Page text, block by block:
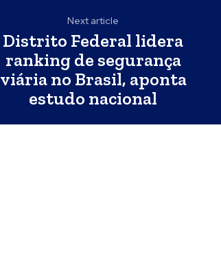
Next article
Distrito Federal lidera
ranking de segurança
viária no Brasil, aponta
estudo nacional